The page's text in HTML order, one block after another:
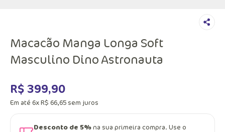
Macacão Manga Longa Soft
Masculino Dino Astronauta
R$ 399,90
Em até 6xR$ 66,65 sem juros
Desconto de 5%na sua primeira compra. Use o